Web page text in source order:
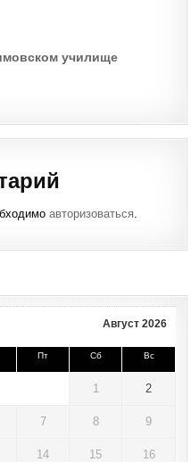
училище
авторизоваться
Август 2026
Пт Сб Вс
1 2
7 8 9
14 15 16